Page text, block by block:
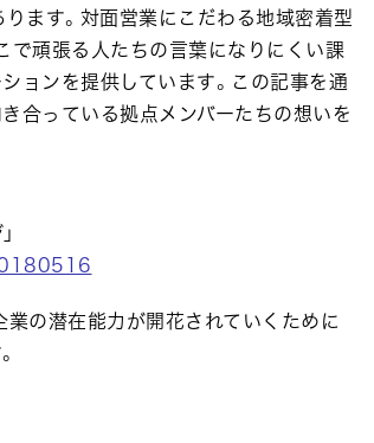
ます。対面営業にこだわる地域密着型
で頑張る人たちの言葉になりにくい課
ョンを提供しています。この記事を通
合っている拠点メンバーたちの想いを
業の潜在能力が開花されていくために